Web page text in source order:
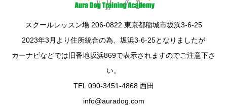
スクールレッスン場 206-0822 東京都稲城市坂浜3-6-25
2023年3月より住所統合の為、坂浜3-6-25となりましたが
カーナビなどでは旧番地坂浜869で表示されますのでご注意下さ
い。
TEL 090-3451-4868 西田
info@auradog.com